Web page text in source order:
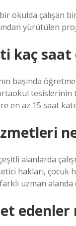
okulda çalışan
yürütülen
kaç saat
başında
tesislerinin
en az 15 saat
alanlarda
hakları,
uzman alanda
edenler